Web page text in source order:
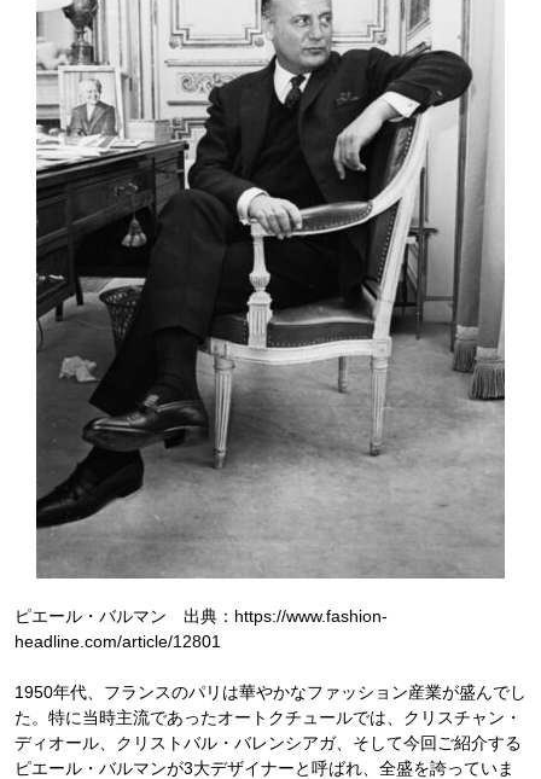
ピエール・バルマン 出典：https://www.fashion-
headline.com/article/12801
1950年代、フランスのパリは華やかなファッション産業が盛んでし
た。特に当時主流であったオートクチュールでは、クリスチャン・
ディオール、クリストバル・バレンシアガ、そして今回ご紹介する
ピエール・バルマンが3大デザイナーと呼ばれ、全盛を誇っていま